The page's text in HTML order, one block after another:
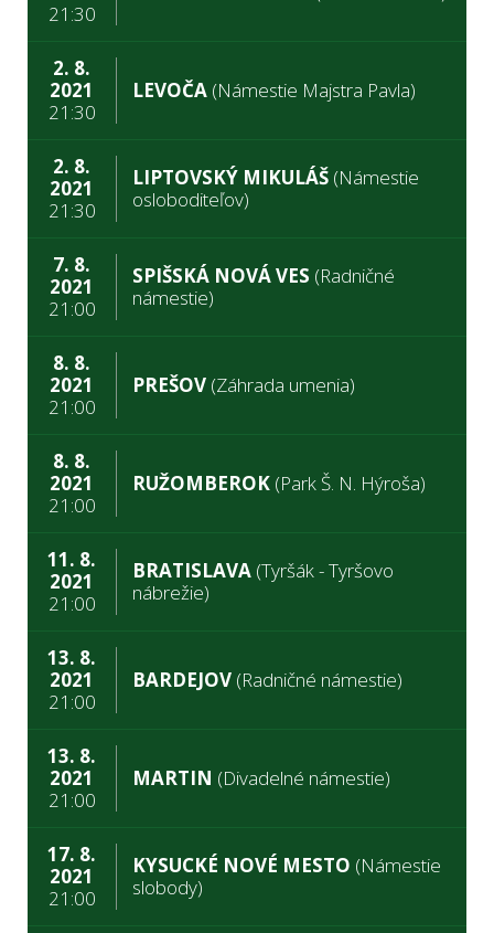
21:30
2. 8.
2021
21:30
LEVOČA (Námestie Majstra Pavla)
2. 8.
2021
21:30
LIPTOVSKÝ MIKULÁŠ (Námestie
osloboditeľov)
7. 8.
2021
21:00
SPIŠSKÁ NOVÁ VES (Radničné
námestie)
8. 8.
2021
21:00
PREŠOV (Záhrada umenia)
8. 8.
2021
21:00
RUŽOMBEROK (Park Š. N. Hýroša)
11. 8.
2021
21:00
BRATISLAVA (Tyršák - Tyršovo
nábrežie)
13. 8.
2021
21:00
BARDEJOV (Radničné námestie)
13. 8.
2021
21:00
MARTIN (Divadelné námestie)
17. 8.
2021
21:00
KYSUCKÉ NOVÉ MESTO (Námestie
slobody)